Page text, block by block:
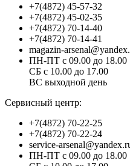
+7(4872) 45-57-32
+7(4872) 45-02-35
+7(4872) 70-14-40
+7(4872) 70-14-41
magazin-
ПН-ПТ с 09.00 до 18.00
СБ с 10.00 до 17.00
ВС выходной день
Сервисный центр:
+7(4872) 70-22-25
+7(4872) 70-22-24
service-
ПН-ПТ с 09.00 до 18.00